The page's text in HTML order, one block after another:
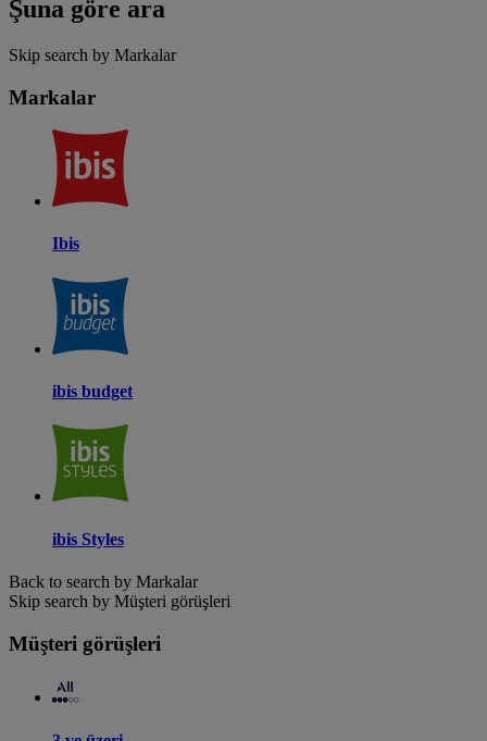
Şuna göre ara
Skip search by Markalar
Markalar
Ibis
ibis budget
ibis Styles
Back to search by Markalar
Skip search by Müşteri görüşleri
Müşteri görüşleri